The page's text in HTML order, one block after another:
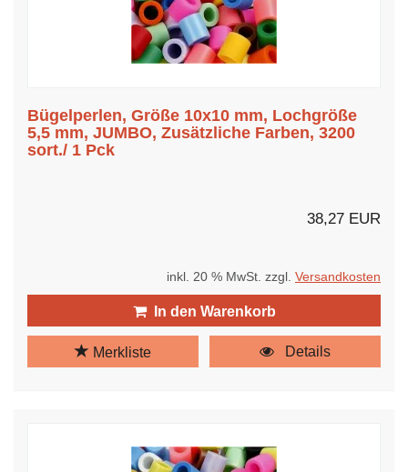
Bügelperlen, Größe 10x10 mm, Lochgröße
5,5 mm, JUMBO, Zusätzliche Farben, 3200
sort./ 1 Pck
38,27 EUR
inkl. 20 % MwSt. zzgl. Versandkosten
In den Warenkorb
Merkliste Details